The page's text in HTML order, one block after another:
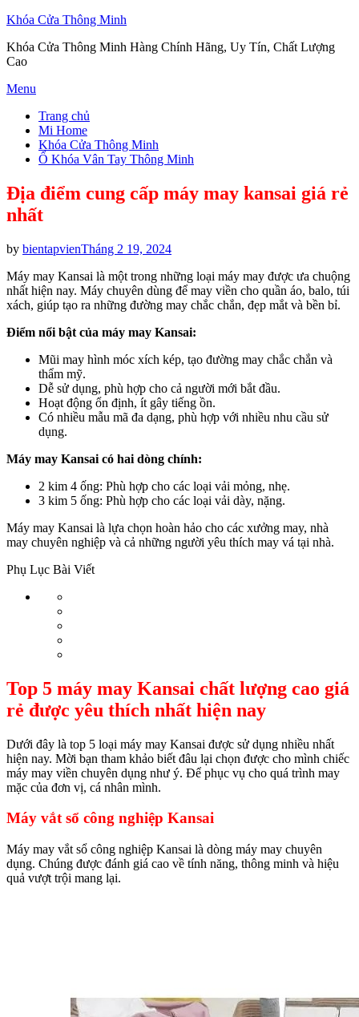
Khóa Cửa Thông Minh
Khóa Cửa Thông Minh Hàng Chính Hãng, Uy Tín, Chất Lượng
Cao
Skip
content
Menu
Trang chủ
Mi Home
Khóa Cửa Thông Minh
Ổ Khóa Vân Tay Thông Minh
Địa điểm cung cấp máy may kansai giá rẻ
nhất
by bientapvienPosted
Tháng 2 19, 2024
Máy may Kansai là một trong những loại máy may được ưa chuộng
nhất hiện nay. Máy chuyên dùng để may viền cho quần áo, balo, túi
xách, giúp tạo ra những đường may chắc chắn, đẹp mắt và bền bỉ.
Điểm nổi bật của máy may Kansai:
Mũi may hình móc xích kép, tạo đường may chắc chắn và
thẩm mỹ.
Dễ sử dụng, phù hợp cho cả người mới bắt đầu.
Hoạt động ổn định, ít gây tiếng ồn.
Có nhiều mẫu mã đa dạng, phù hợp với nhiều nhu cầu sử
dụng.
Máy may Kansai có hai dòng chính:
2 kim 4 ống: Phù hợp cho các loại vải mỏng, nhẹ.
3 kim 5 ống: Phù hợp cho các loại vải dày, nặng.
Máy may Kansai là lựa chọn hoàn hảo cho các xưởng may, nhà
may chuyên nghiệp và cả những người yêu thích may vá tại nhà.
Phụ Lục Bài Viết
Top 5 máy may Kansai chất lượng cao giá
rẻ được yêu thích nhất hiện nay
Dưới đây là top 5 loại máy may Kansai được sử dụng nhiều nhất
hiện nay. Mời bạn tham khảo biết đâu lại chọn được cho mình chiếc
máy may viền chuyên dụng như ý. Để phục vụ cho quá trình may
mặc của đơn vị, cá nhân mình.
Máy vắt sổ công nghiệp Kansai
Máy may vắt sổ công nghiệp Kansai là dòng máy may chuyên
dụng. Chúng được đánh giá cao về tính năng, thông minh và hiệu
quả vượt trội mang lại.